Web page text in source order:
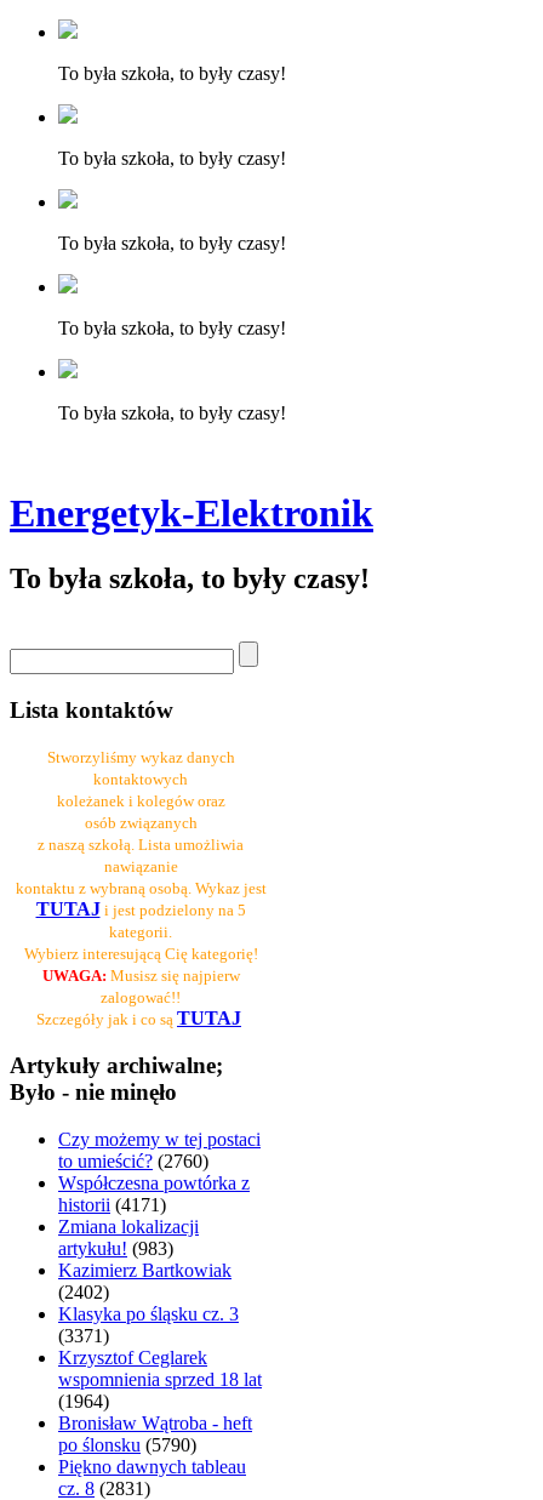
To była szkoła, to były czasy!
To była szkoła, to były czasy!
To była szkoła, to były czasy!
To była szkoła, to były czasy!
To była szkoła, to były czasy!
Energetyk-Elektronik
To była szkoła, to były czasy!
Lista kontaktów
Stworzyliśmy wykaz danych
kontaktowych
koleżanek i kolegów oraz
osób związanych
z naszą szkołą. Lista umożliwia
nawiązanie
kontaktu z wybraną osobą. Wykaz jest
TUTAJ i jest podzielony na 5
kategorii.
Wybierz interesującą Cię kategorię!
UWAGA: Musisz się najpierw
zalogować!!
Szczegóły jak i co są TUTAJ
Artykuły archiwalne;
Było - nie minęło
Czy możemy w tej postaci
to umieścić? (2760)
Współczesna powtórka z
historii (4171)
Zmiana lokalizacji
artykułu! (983)
Kazimierz Bartkowiak
(2402)
Klasyka po śląsku cz. 3
(3371)
Krzysztof Ceglarek
wspomnienia sprzed 18 lat
(1964)
Bronisław Wątroba - heft
po ślonsku (5790)
Piękno dawnych tableau
cz. 8 (2831)